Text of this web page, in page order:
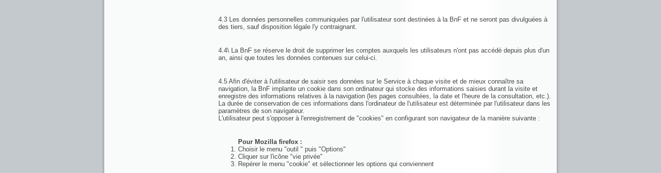
4.3 Les données personnelles communiquées par l'utilisateur sont destinées à la BnF et ne seront pas divulguées à
des tiers, sauf disposition légale l'y contraignant.
4.4\ La BnF se réserve le droit de supprimer les comptes auxquels les utilisateurs n'ont pas accédé depuis plus d'un
an, ainsi que toutes les données contenues sur celui-ci.
4.5 Afin d'éviter à l'utilisateur de saisir ses données sur le Service à chaque visite et de mieux connaître sa
navigation, la BnF implante un cookie dans son ordinateur qui stocke des informations saisies durant la visite et
enregistre des informations relatives à la navigation (les pages consultées, la date et l'heure de la consultation, etc.).
La durée de conservation de ces informations dans l'ordinateur de l'utilisateur est déterminée par l'utilisateur dans les
paramètres de son navigateur.
L'utilisateur peut s'opposer à l'enregistrement de "cookies" en configurant son navigateur de la manière suivante :
Pour Mozilla firefox :
Choisir le menu "outil " puis "Options"
Cliquer sur l'icône "vie privée"
Repérer le menu "cookie" et sélectionner les options qui conviennent